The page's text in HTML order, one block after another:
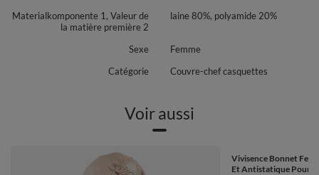
Materialkomponente 1, Valeur de
la matière première 2
laine 80%, polyamide 20%
Sexe
Femme
Catégorie
Couvre-chef casquettes
Voir aussi
Vivisence Bonnet
Et Antistatique Pour